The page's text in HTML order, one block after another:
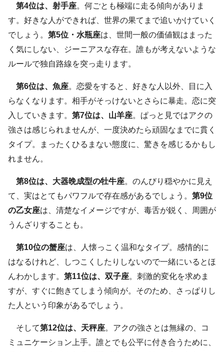
第4位は、射手座。何ごとも極端に走る傾向がありま
す。好きな人ができれば、世界の果てまで追いかけていく
でしょう。 第5位・水瓶座は、世間一般の価値観はまった
く気にしない、ジーニアスな存在。誰もが考えないような
ルールで独自路線を突っ走ります。
第6位は、魚座。恋愛をすると、好きな人以外、目に入
らなくなります。相手がそっけないとさらに暴走。恋に突
入していきます。 第7位は、山羊座。ぱっと見ではアクの
強さは感じられませんが、一度決めたら頑固なまでに貫く
タイプ。まったくひるまない態度に、驚きを感じるかもし
れません。
第8位は、大器晩成型の牡牛座。のんびり穏やかに見え
て、実はとてもパワフルで存在感があるでしょう。 第9位
の乙女座は、清楚なイメージですが、毒舌が鋭く、周囲が
うんざりすることも。
第10位の蟹座は、人懐っこく温和なタイプ。感情的に
はなるけれど、しつこくしたりしないので一緒にいるとほ
んわかします。 第11位は、双子座。刺激的変化を求めま
すが、すぐに飽きてしまう傾向が。そのため、さっぱりし
た人という印象があるでしょう。
そして第12位は、天秤座。アクの強さとは無縁の、コ
ミュニケーション上手。誰とでも公平に付き合うために、